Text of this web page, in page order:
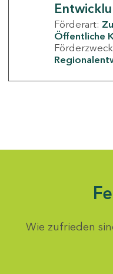
Förderart:
Öffentliche
Wie zufrieden